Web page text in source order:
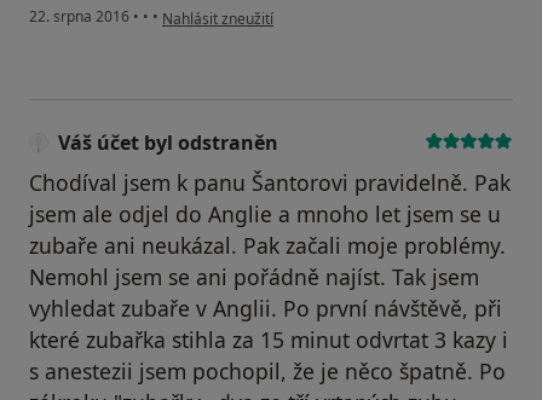
22. srpna 2016 • • • podle názoru uživatele Váš účet byl odstraněn
Nahlásit zneužití
Váš účet byl odstraněn
Chodíval jsem k panu Šantorovi pravidelně. Pak
jsem ale odjel do Anglie a mnoho let jsem se u
zubaře ani neukázal. Pak začali moje problémy.
Nemohl jsem se ani pořádně najíst. Tak jsem
vyhledat zubaře v Anglii. Po první návštěvě, při
které zubařka stihla za 15 minut odvrtat 3 kazy i
s anestezii jsem pochopil, že je něco špatně. Po